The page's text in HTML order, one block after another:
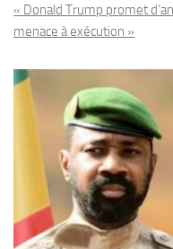
« Donald Trump promet
menace à exécution »